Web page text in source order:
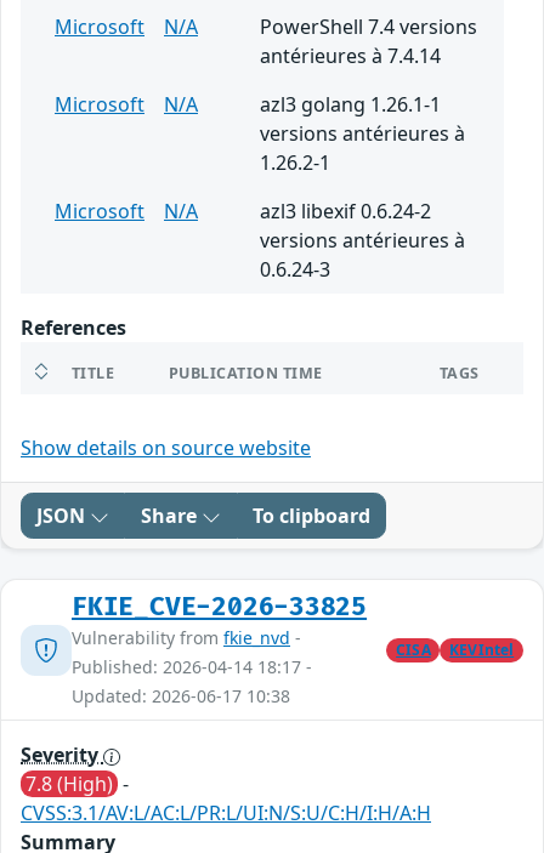
Microsoft
N/A
PowerShell 7.4 versions
antérieures à 7.4.14
Microsoft
N/A
azl3 golang 1.26.1-1
versions antérieures à
1.26.2-1
Microsoft
N/A
azl3 libexif 0.6.24-2
versions antérieures à
0.6.24-3
References
TITLE PUBLICATION TIME TAGS
Show details on source website
JSON Share To clipboard
FKIE_CVE-2026-33825
Vulnerability from fkie_nvd -
Published: 2026-04-14 18:17 -
Updated: 2026-06-17 10:38
CISA KEVIntel
Severity
7.8 (High) -
CVSS:3.1/AV:L/AC:L/PR:L/UI:N/S:U/C:H/I:H/A:H
Summary